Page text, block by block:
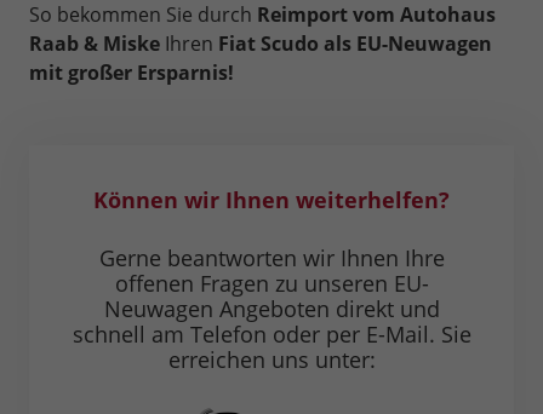
So bekommen Sie durch Reimport vom Autohaus
Raab & Miske Ihren Fiat Scudo als EU-Neuwagen
mit großer Ersparnis!
Können wir Ihnen weiterhelfen?
Gerne beantworten wir Ihnen Ihre
offenen Fragen zu unseren EU-
Neuwagen Angeboten direkt und
schnell am Telefon oder per E-Mail. Sie
erreichen uns unter: